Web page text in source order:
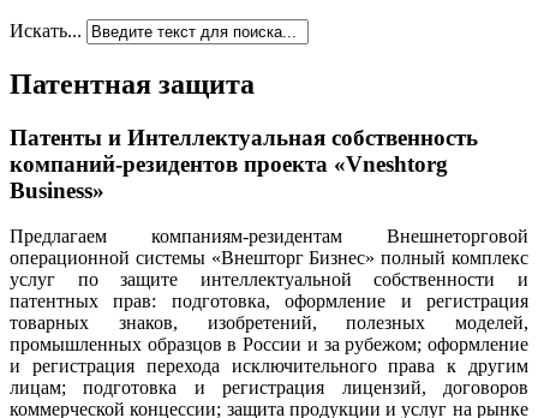
Искать...
Патентная защита
Патенты и Интеллектуальная собственность
компаний-резидентов проекта «Vneshtorg
Business»
Предлагаем компаниям-резидентам Внешнеторговой
операционной системы «Внешторг Бизнес» полный комплекс
услуг по защите интеллектуальной собственности и
патентных прав: подготовка, оформление и регистрация
товарных знаков, изобретений, полезных моделей,
промышленных образцов в России и за рубежом; оформление
и регистрация перехода исключительного права к другим
лицам; подготовка и регистрация лицензий, договоров
коммерческой концессии; защита продукции и услуг на рынке